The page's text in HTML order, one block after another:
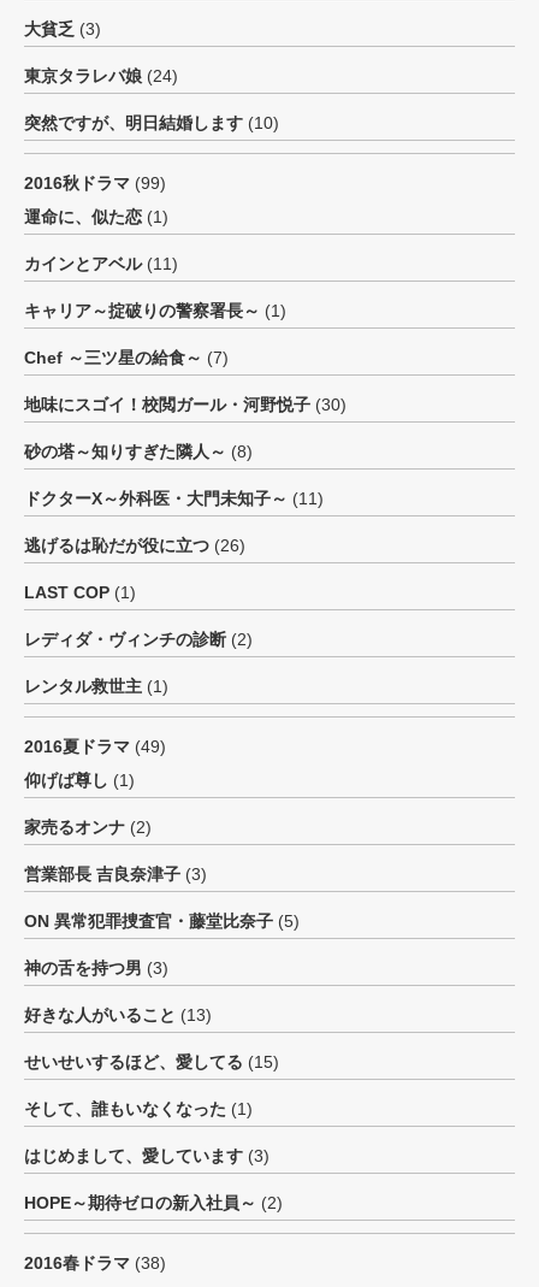
大貧乏 (3)
東京タラレバ娘 (24)
突然ですが、明日結婚します (10)
2016秋ドラマ (99)
運命に、似た恋 (1)
カインとアベル(11)
キャリア～掟破りの警察署長～ (1)
Chef ～三ツ星の給食～ (7)
地味にスゴイ！校閲ガール・河野悦子 (30)
砂の塔～知りすぎた隣人～ (8)
ドクターX～外科医・大門未知子～ (11)
逃げるは恥だが役に立つ (26)
LAST COP (1)
レディダ・ヴィンチの診断 (2)
レンタル救世主 (1)
2016夏ドラマ (49)
仰げば尊し (1)
家売るオンナ (2)
営業部長 吉良奈津子 (3)
ON 異常犯罪捜査官・藤堂比奈子 (5)
神の舌を持つ男 (3)
好きな人がいること (13)
せいせいするほど、愛してる (15)
そして、誰もいなくなった (1)
はじめまして、愛しています (3)
HOPE～期待ゼロの新入社員～ (2)
2016春ドラマ (38)